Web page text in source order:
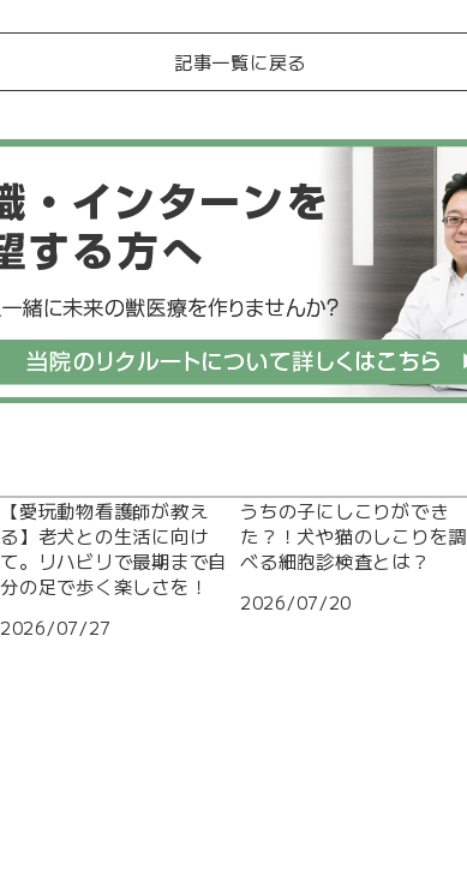
記事一覧に戻る
【愛玩動物看護師が教え
る】老犬との生活に向け
て。リハビリで最期まで自
分の足で歩く楽しさを！
2026/07/27
うちの子にしこりができ
た？！犬や猫のしこりを調
べる細胞診検査とは？
2026/07/20